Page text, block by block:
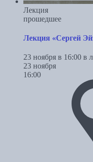
Лекция
прошедшее
Лекция «Сергей
23 ноября в 16:00 в
23 ноября
16:00